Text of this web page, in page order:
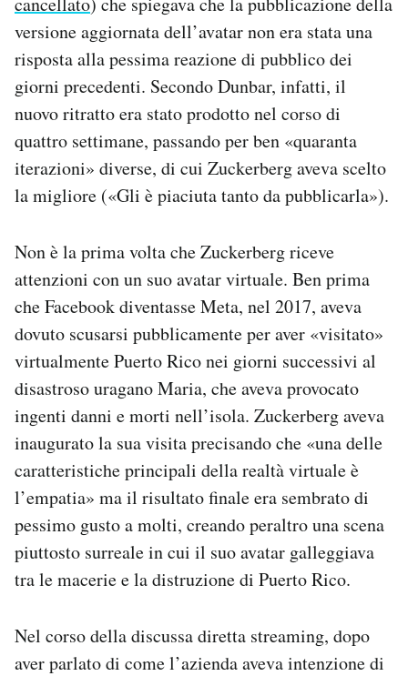
versione aggiornata dell’avatar non era stata una
risposta alla pessima reazione di pubblico dei
giorni precedenti. Secondo Dunbar, infatti, il
nuovo ritratto era stato prodotto nel corso di
quattro settimane, passando per ben «quaranta
iterazioni» diverse, di cui Zuckerberg aveva scelto
la migliore («Gli è piaciuta tanto da pubblicarla»).
Non è la prima volta che Zuckerberg riceve
attenzioni con un suo avatar virtuale. Ben prima
che Facebook diventasse Meta, nel 2017, aveva
dovuto scusarsi pubblicamente per aver «visitato»
virtualmente Puerto Rico nei giorni successivi al
disastroso uragano Maria, che aveva provocato
ingenti danni e morti nell’isola. Zuckerberg aveva
inaugurato la sua visita precisando che «una delle
caratteristiche principali della realtà virtuale è
l’empatia» ma il risultato finale era sembrato di
pessimo gusto a molti, creando peraltro una scena
piuttosto surreale in cui il suo avatar galleggiava
tra le macerie e la distruzione di Puerto Rico.
Nel corso della discussa diretta streaming, dopo
aver parlato di come l’azienda aveva intenzione di